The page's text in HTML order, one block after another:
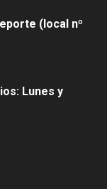
(local nº
Lunes y